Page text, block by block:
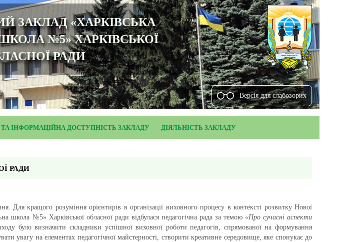
ЗАКЛАД «ХАРКІВСЬКА
№5» ХАРКІВСЬКОЇ
РАДИ
Версiя для слабозорих
ТА ІНФОРМАЦІЙНА ДОСТУПНІСТЬ ЗАКЛАДУ ДІЯЛЬНІСТЬ ЗАКЛАДУ
РАДИ
Для кращого розуміння орієнтирів в організації виховного процесу в контексті розвитку Нової
школа №5» Харківської обласної ради відбулася педагогічна рада за темою «Про сучасні аспекти
було визначити складники успішної виховної роботи педагогів, спрямованої на формування
увагу на елементах педагогічної майстерності, створити креативне середовище, яке спонукає до